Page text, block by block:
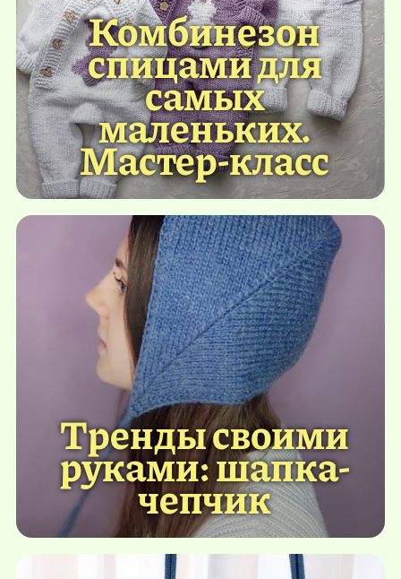
Комбинезон
спицами для
самых
маленьких.
Мастер-класс
Тренды своими
руками: шапка-
чепчик